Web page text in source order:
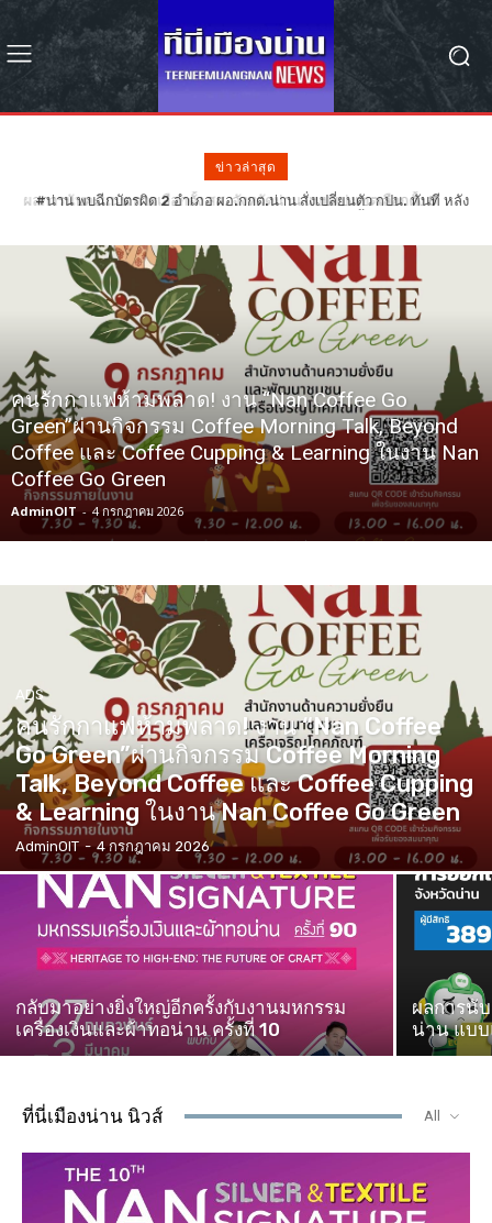
ข่าวล่าสุด
#น่าน พบฉีกบัตรผิด 2 อำเภอ ผอ.กกต.น่าน สั่งเปลี่ยนตัว กปน. ทันที หลัง
คนรักกาแฟห้ามพลาด! งาน “Nan Coffee Go
Green”ผ่านกิจกรรม Coffee Morning Talk, Beyond
Coffee และ Coffee Cupping & Learning ในงาน Nan
Coffee Go Green
AdminOIT - 4 กรกฎาคม 2026
ADS
คนรักกาแฟห้ามพลาด! งาน “Nan Coffee
Go Green”ผ่านกิจกรรม Coffee Morning
Talk, Beyond Coffee และ Coffee Cupping
& Learning ในงาน Nan Coffee Go Green
AdminOIT - 4 กรกฎาคม 2026
กลับมาอย่างยิ่งใหญ่อีกครั้งกับงานมหกรรม
เครื่องเงินและผ้าทอน่าน ครั้งที่ 10
ผลการนั
น่าน แบบ
ที่นี่เมืองน่าน นิวส์ All